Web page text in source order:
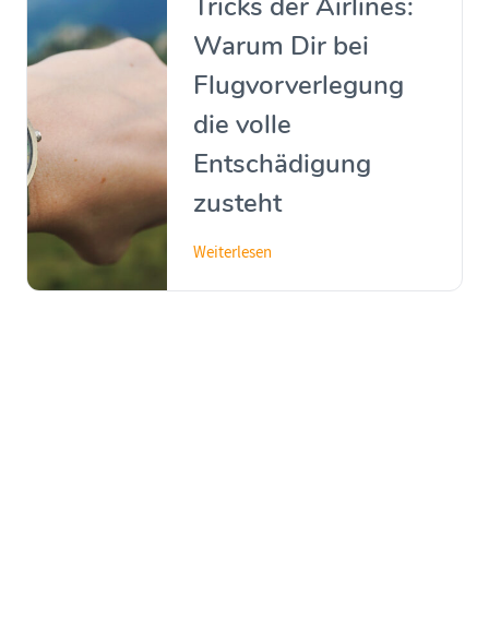
Warum Dir bei
Flugvorverlegung
die volle
Entschädigung
zusteht
Weiterlesen